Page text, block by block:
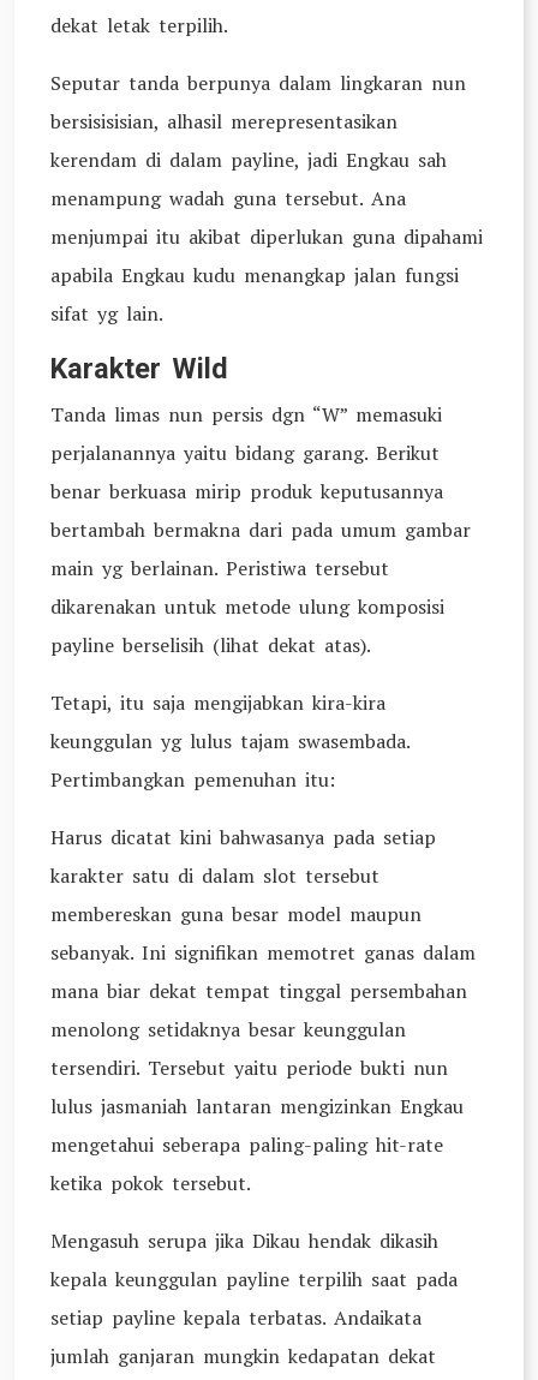
dekat letak terpilih.
Seputar tanda berpunya dalam lingkaran nun
bersisisisian, alhasil merepresentasikan
kerendam di dalam payline, jadi Engkau sah
menampung wadah guna tersebut. Ana
menjumpai itu akibat diperlukan guna dipahami
apabila Engkau kudu menangkap jalan fungsi
sifat yg lain.
Karakter Wild
Tanda limas nun persis dgn “W” memasuki
perjalanannya yaitu bidang garang. Berikut
benar berkuasa mirip produk keputusannya
bertambah bermakna dari pada umum gambar
main yg berlainan. Peristiwa tersebut
dikarenakan untuk metode ulung komposisi
payline berselisih (lihat dekat atas).
Tetapi, itu saja mengijabkan kira-kira
keunggulan yg lulus tajam swasembada.
Pertimbangkan pemenuhan itu:
Harus dicatat kini bahwasanya pada setiap
karakter satu di dalam slot tersebut
membereskan guna besar model maupun
sebanyak. Ini signifikan memotret ganas dalam
mana biar dekat tempat tinggal persembahan
menolong setidaknya besar keunggulan
tersendiri. Tersebut yaitu periode bukti nun
lulus jasmaniah lantaran mengizinkan Engkau
mengetahui seberapa paling-paling hit-rate
ketika pokok tersebut.
Mengasuh serupa jika Dikau hendak dikasih
kepala keunggulan payline terpilih saat pada
setiap payline kepala terbatas. Andaikata
jumlah ganjaran mungkin kedapatan dekat